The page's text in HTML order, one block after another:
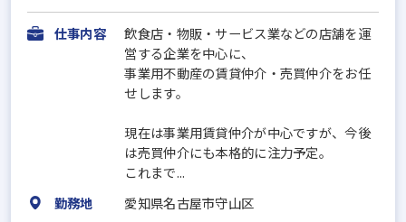
仕事内容
飲食店・物販・サービス業などの店舗を運
営する企業を中心に、
事業用不動産の賃貸仲介・売買仲介をお任
せします。
現在は事業用賃貸仲介が中心ですが、今後
は売買仲介にも本格的に注力予定。
これまで...
勤務地
愛知県名古屋市守山区